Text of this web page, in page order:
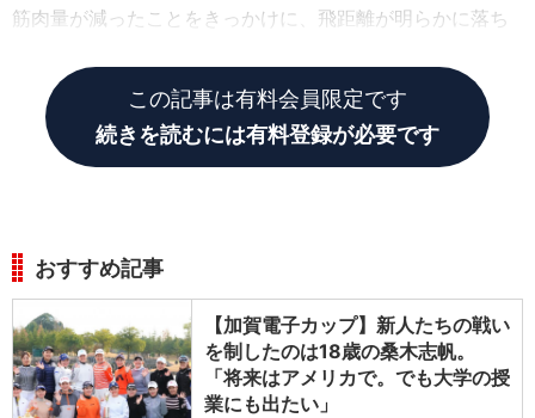
筋肉量が減ったことをきっかけに、飛距離が明らかに落ち
この記事は有料会員限定です
続きを読むには有料登録が必要です
おすすめ記事
【加賀電子カップ】新人たちの戦い
を制したのは18歳の桑木志帆。
「将来はアメリカで。でも大学の授
業にも出たい」